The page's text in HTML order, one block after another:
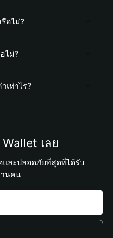
อไม่?
ไม่?
เท่าไร?
เลย
ละปลอดภัยที่สุดที่ได้รับ
านคน